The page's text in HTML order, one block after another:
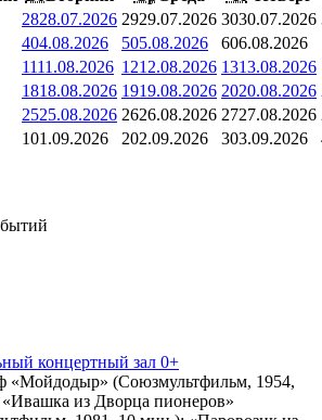
2828.07.2026 2929.07.2026 3030.07.2026
404.08.2026 505.08.2026 606.08.2026
1111.08.2026 1212.08.2026 1313.08.2026
1818.08.2026 1919.08.2026 2020.08.2026
2525.08.2026 2626.08.2026 2727.08.2026
101.09.2026 202.09.2026 303.09.2026
концертный зал 0+
«Мойдодыр» (Союзмультфильм, 1954,
из Дворца пионеров»